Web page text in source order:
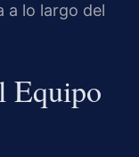
a lo largo del
Equipo